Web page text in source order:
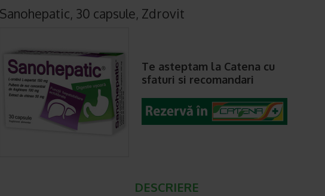
Sanohepatic, 30 capsule, Zdrovit
Te asteptam la Catena cu
sfaturi si recomandari
DESCRIERE